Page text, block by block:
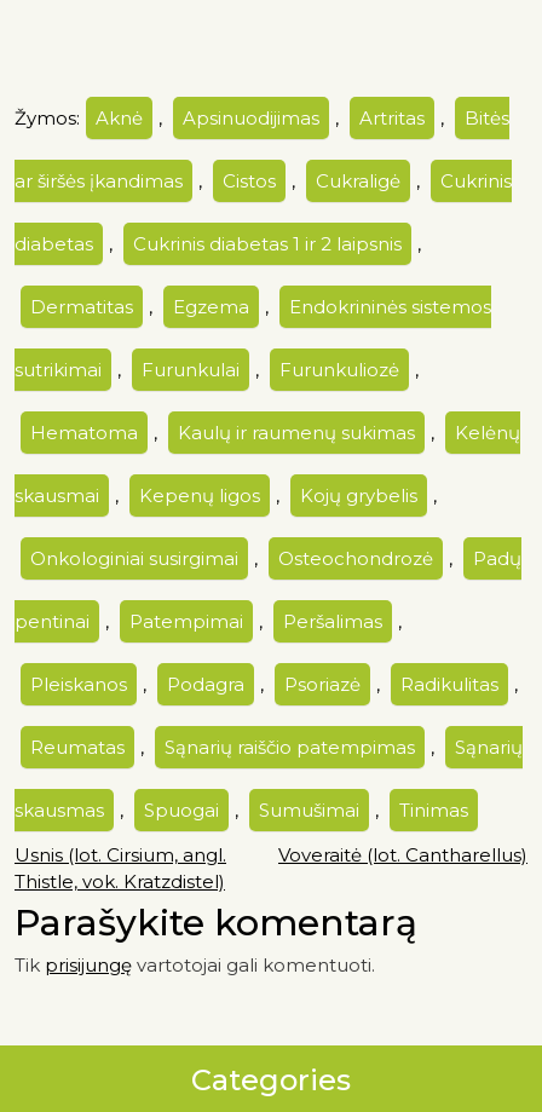
Žymos: Aknė , Apsinuodijimas , Artritas , Bitės
ar širšės įkandimas , Cistos , Cukraligė , Cukrinis
diabetas , Cukrinis diabetas 1 ir 2 laipsnis ,
Dermatitas , Egzema , Endokrininės sistemos
sutrikimai , Furunkulai , Furunkuliozė ,
Hematoma , Kaulų ir raumenų sukimas , Kelėnų
skausmai , Kepenų ligos , Kojų grybelis ,
Onkologiniai susirgimai , Osteochondrozė , Padų
pentinai , Patempimai , Peršalimas ,
Pleiskanos , Podagra , Psoriazė , Radikulitas ,
Reumatas , Sąnarių raiščio patempimas , Sąnarių
skausmas , Spuogai , Sumušimai ,
Tinimas
Usnis (lot. Cirsium, angl.
Thistle, vok. Kratzdistel)
Voveraitė (lot. Cantharellus)
Parašykite komentarą
Tik prisijungę vartotojai gali komentuoti.
Categories